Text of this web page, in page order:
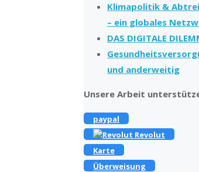
Klimapolitik &
– ein globales
DAS DIGITALE
und anderweitig
Unsere Arbeit
paypal
Revolut
Karte
Überweisung